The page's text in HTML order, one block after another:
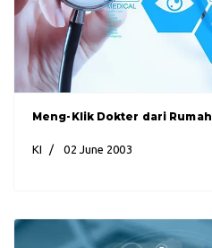
Meng-Klik Dokter dari Rumah
KI 02 June 2003